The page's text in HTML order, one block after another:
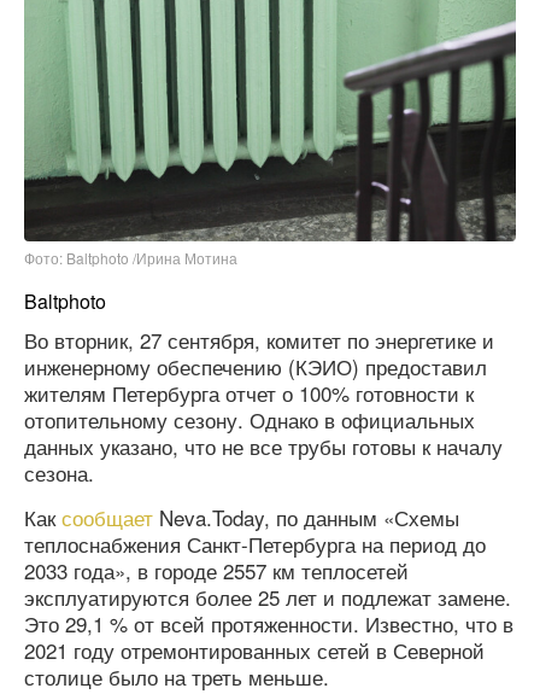
Фото: Baltphoto /Ирина Мотина
Baltphoto
Во вторник, 27 сентября, комитет по энергетике и
инженерному обеспечению (КЭИО) предоставил
жителям Петербурга отчет о 100% готовности к
отопительному сезону. Однако в официальных
данных указано, что не все трубы готовы к началу
сезона.
Каксообщает Neva.Today, по данным «Схемы
теплоснабжения Санкт-Петербурга на период до
2033 года», в городе 2557 км теплосетей
эксплуатируются более 25 лет и подлежат замене.
Это 29,1 % от всей протяженности. Известно, что в
2021 году отремонтированных сетей в Северной
столице было на треть меньше.